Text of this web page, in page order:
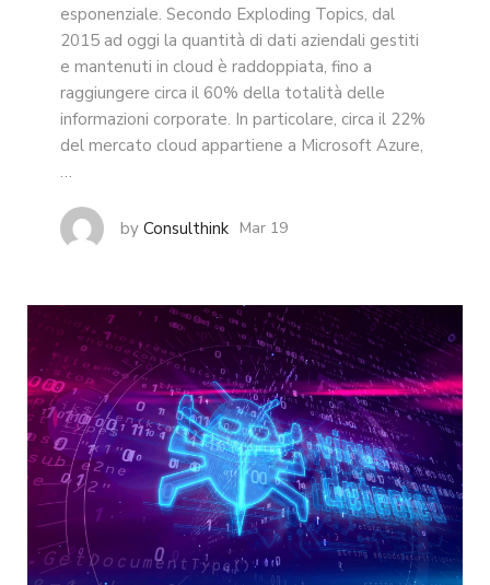
esponenziale. Secondo Exploding Topics, dal
2015 ad oggi la quantità di dati aziendali gestiti
e mantenuti in cloud è raddoppiata, fino a
raggiungere circa il 60% della totalità delle
informazioni corporate. In particolare, circa il 22%
del mercato cloud appartiene a Microsoft Azure,
…
by Consulthink Mar 19